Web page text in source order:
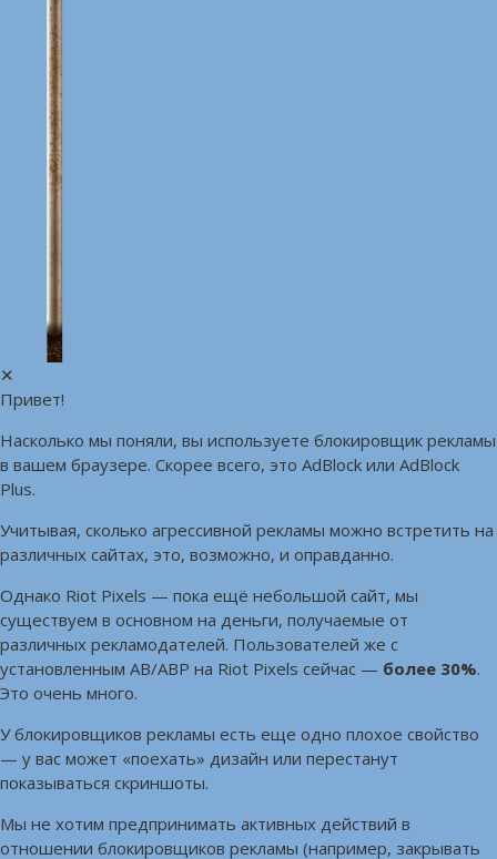
✕
Привет!
Насколько мы поняли, вы используете блокировщик рекламы
в вашем браузере. Скорее всего, это AdBlock или AdBlock
Plus.
Учитывая, сколько агрессивной рекламы можно встретить на
различных сайтах, это, возможно, и оправданно.
Однако Riot Pixels — пока ещё небольшой сайт, мы
существуем в основном на деньги, получаемые от
различных рекламодателей. Пользователей же с
установленным AB/ABP на Riot Pixels сейчас — более 30%.
Это очень много.
У блокировщиков рекламы есть еще одно плохое свойство
— у вас может «поехать» дизайн или перестанут
показываться скриншоты.
Мы не хотим предпринимать активных действий в
отношении блокировщиков рекламы (например, закрывать